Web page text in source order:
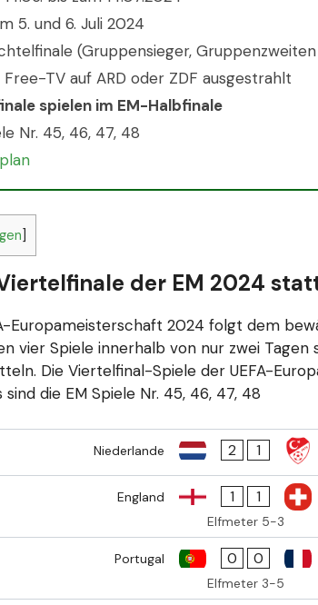
5. und 6. Juli 2024
(Gruppensieger,
Free-TV auf ARD oder ZDF ausgestrahlt
spielen im EM-Halbfinale
Nr. 45, 46, 47, 48
der EM 2024
Europameisterschaft 2024 folgt dem
vier Spiele innerhalb von nur zwei
Die Viertelfinal-Spiele der UEFA-
die EM Spiele Nr. 45, 46, 47, 48
Niederlande 2 1
England 1 1
Elfmeter 5-3
Portugal 0 0
Elfmeter 3-5